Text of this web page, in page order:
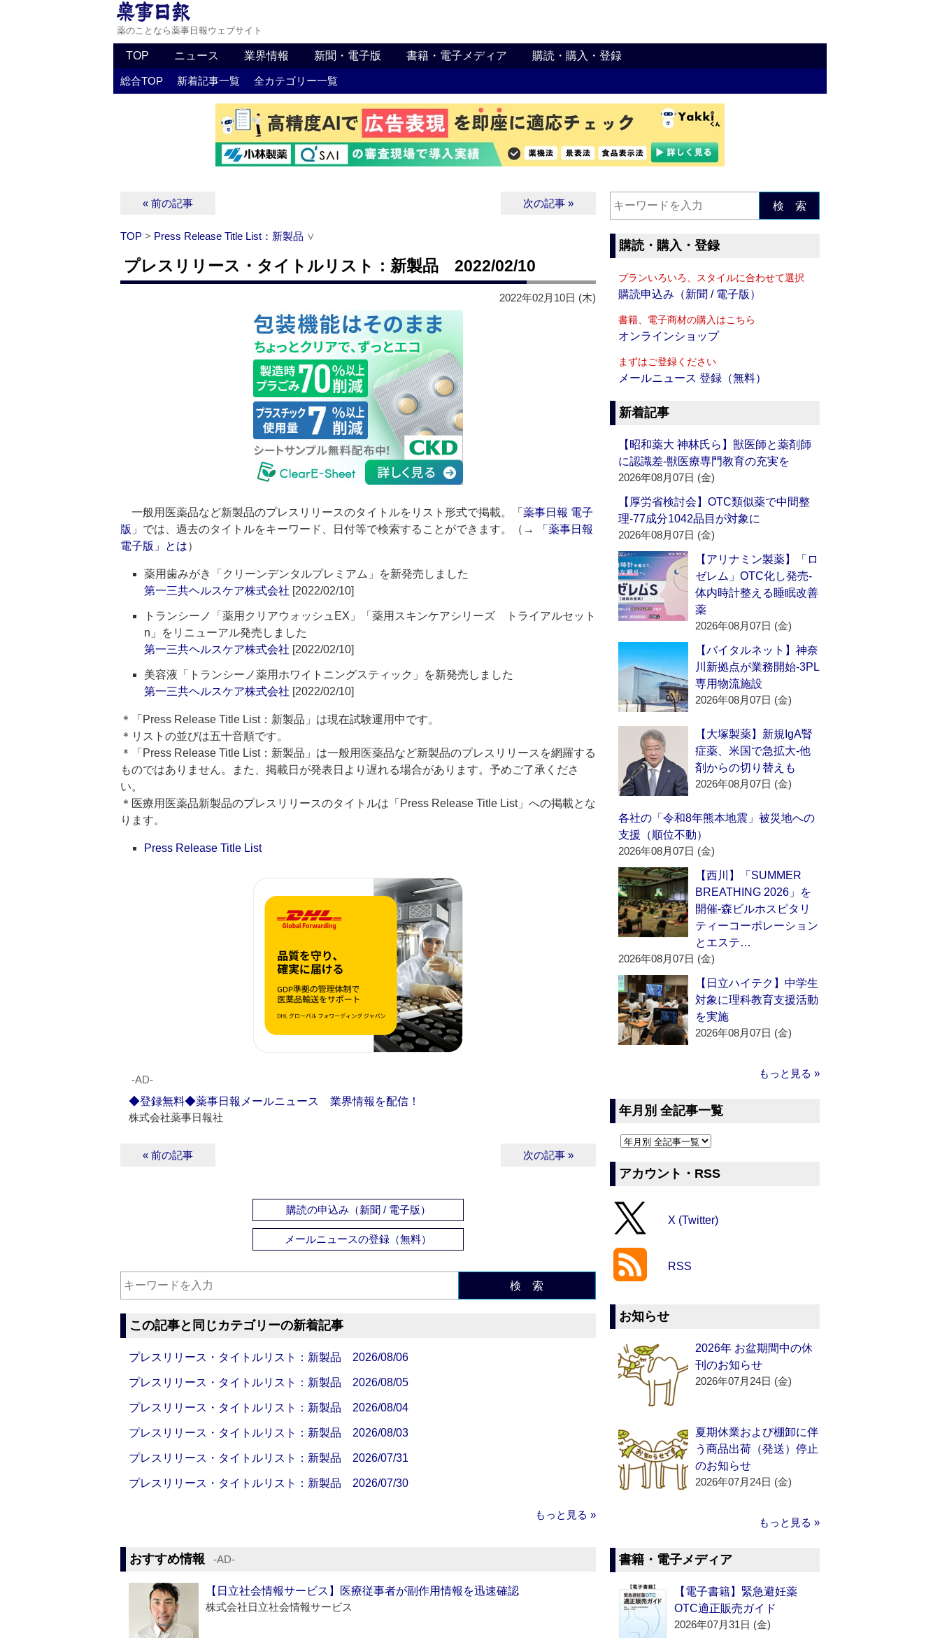
薬のことなら薬事日報ウェブサイト
TOP ニュース 業界情報 新聞・電子版 書籍・電子メディア 購読・購入・登録
総合TOP 新着記事一覧 全カテゴリー一覧
« 前の記事 次の記事 »
TOP > Press Release Title List：新製品 ∨
プレスリリース・タイトルリスト：新製品 2022/02/10
2022年02月10日 (木)
一般用医薬品など新製品のプレスリリースのタイトルをリスト形式で掲載。「 薬事日報 電子
版 」では、過去のタイトルをキーワード、日付等で検索することができます。（→
「薬事日報
電子版」とは）
薬用歯みがき「クリーンデンタルプレミアム」を新発売しました
第一三共ヘルスケア株式会社 [2022/02/10]
トランシーノ「薬用クリアウォッシュEX」「薬用スキンケアシリーズ トライアルセット
n」をリニューアル発売しました
第一三共ヘルスケア株式会社 [2022/02/10]
美容液「トランシーノ薬用ホワイトニングスティック」を新発売しました
第一三共ヘルスケア株式会社 [2022/02/10]
＊「Press Release Title List：新製品」は現在試験運用中です。
＊リストの並びは五十音順です。
＊「Press Release Title List：新製品」は一般用医薬品など新製品のプレスリリースを網羅する
ものではありません。また、掲載日が発表日より遅れる場合があります。予めご了承くださ
い。
＊医療用医薬品新製品のプレスリリースのタイトルは「Press Release Title List」への掲載とな
ります。
Press Release Title List
‐AD‐
◆登録無料◆薬事日報メールニュース 業界情報を配信！
株式会社薬事日報社
« 前の記事 次の記事 »
購読の申込み（新聞 / 電子版）
メールニュースの登録（無料）
検 索
この記事と同じカテゴリーの新着記事
プレスリリース・タイトルリスト：新製品 2026/08/06
プレスリリース・タイトルリスト：新製品 2026/08/05
プレスリリース・タイトルリスト：新製品 2026/08/04
プレスリリース・タイトルリスト：新製品 2026/08/03
プレスリリース・タイトルリスト：新製品 2026/07/31
プレスリリース・タイトルリスト：新製品 2026/07/30
もっと見る »
おすすめ情報 ‐AD‐
【日立社会情報サービス】医療従事者が副作用情報を迅速確認
株式会社日立社会情報サービス
検 索
購読・購入・登録
プランいろいろ、スタイルに合わせて選択
購読申込み（新聞 / 電子版）
書籍、電子商材の購入はこちら
オンラインショップ
まずはご登録ください
メールニュース 登録（無料）
新着記事
【昭和薬大 神林氏ら】獣医師と薬剤師
に認識差‐獣医療専門教育の充実を
2026年08月07日 (金)
【厚労省検討会】OTC類似薬で中間整
理‐77成分1042品目が対象に
2026年08月07日 (金)
【アリナミン製薬】「ロ
ゼレム」OTC化し発売‐
体内時計整える睡眠改善
薬
2026年08月07日 (金)
【バイタルネット】神奈
川新拠点が業務開始‐3PL
専用物流施設
2026年08月07日 (金)
【大塚製薬】新規IgA腎
症薬、米国で急拡大‐他
剤からの切り替えも
2026年08月07日 (金)
各社の「令和8年熊本地震」被災地への
支援（順位不動）
2026年08月07日 (金)
【西川】「SUMMER
BREATHING 2026」を
開催‐森ビルホスピタリ
ティーコーポレーション
とエステ…
2026年08月07日 (金)
【日立ハイテク】中学生
対象に理科教育支援活動
を実施
2026年08月07日 (金)
もっと見る »
年月別 全記事一覧
アカウント・RSS
X (Twitter)
RSS
お知らせ
2026年 お盆期間中の休
刊のお知らせ
2026年07月24日 (金)
夏期休業および棚卸に伴
う商品出荷（発送）停止
のお知らせ
2026年07月24日 (金)
もっと見る »
書籍・電子メディア
【電子書籍】緊急避妊薬
OTC適正販売ガイド
2026年07月31日 (金)